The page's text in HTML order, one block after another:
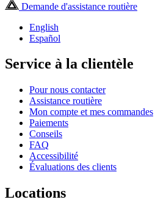
Demande d'assistance routière
English
Español
Service à la clientèle
Pour nous contacter
Assistance routière
Mon compte et mes commandes
Paiements
Conseils
FAQ
Accessibilité
Évaluations des clients
Locations